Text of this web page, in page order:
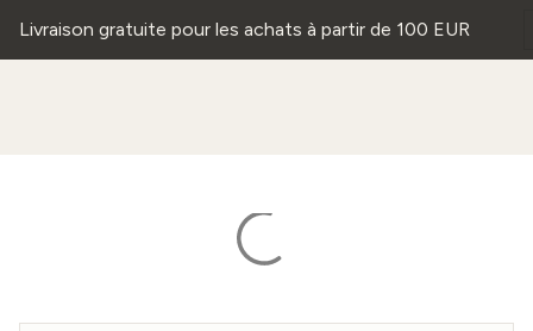
Livraison gratuite pour les achats à partir de 100 EUR